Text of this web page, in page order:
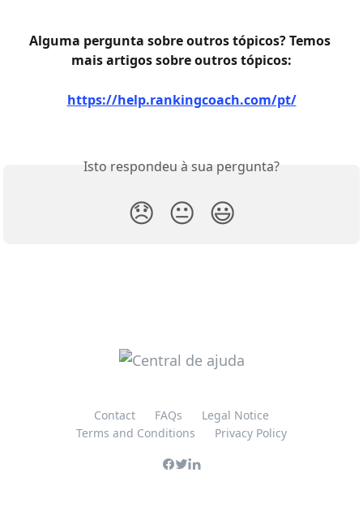
Alguma pergunta sobre outros tópicos? Temos
mais artigos sobre outros tópicos:
https://help.rankingcoach.com/pt/
Isto respondeu à sua pergunta?
😞 😐 😃
Contact FAQs
Legal Notice
Terms and Conditions
Privacy Policy